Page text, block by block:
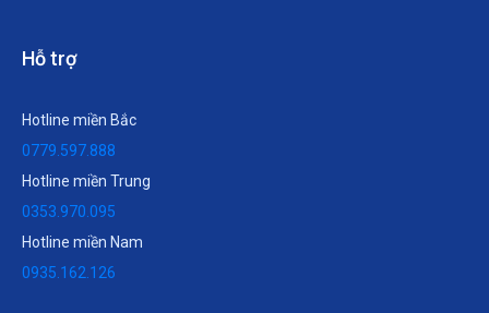
Hỗ trợ
Hotline miền Bắc
0779.597.888
Hotline miền Trung
0353.970.095
Hotline miền Nam
0935.162.126